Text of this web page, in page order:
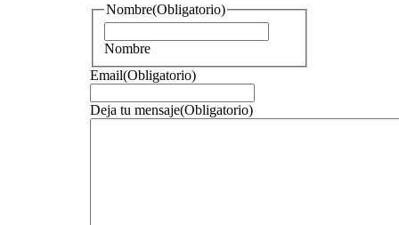
Nombre(Obligatorio)
Nombre
Email(Obligatorio)
Deja tu mensaje(Obligatorio)